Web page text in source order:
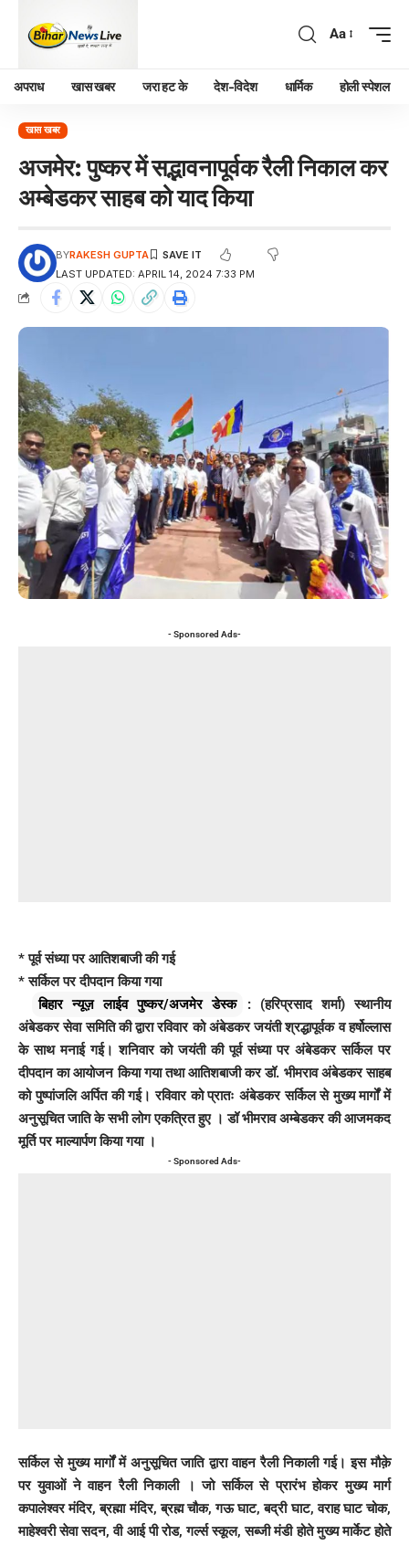
Aa
अपराध खास खबर जरा हट के देश-विदेश धार्मिक होली स्पेशल
खास खबर
अजमेर: पुष्कर में सद्भावनापूर्वक रैली निकाल कर
अम्बेडकर साहब को याद किया
LAST UPDATED: APRIL 14, 2024 7:33 PM
BYRAKESH GUPTA
- Sponsored Ads-
* पूर्व संध्या पर आतिशबाजी की गई
* ⁠सर्किल पर दीपदान किया गया
बिहार न्यूज़ लाईव पुष्कर/अजमेर डेस्क
: (हरिप्रसाद शर्मा) स्थानीय
अंबेडकर सेवा समिति की द्वारा रविवार को अंबेडकर जयंती श्रद्धापूर्वक व हर्षोल्लास
के साथ मनाई गई। शनिवार को जयंती की पूर्व संध्या पर अंबेडकर सर्किल पर
दीपदान का आयोजन किया गया तथा आतिशबाजी कर डॉ. भीमराव अंबेडकर साहब
को पुष्पांजलि अर्पित की गई। रविवार को प्रातः अंबेडकर सर्किल से मुख्य मार्गों में
अनुसूचित जाति के सभी लोग एकत्रित हुए । डॉ भीमराव अम्बेडकर की आजमकद
मूर्ति पर माल्यार्पण किया गया ।
- Sponsored Ads-
सर्किल से मुख्य मार्गों में अनुसूचित जाति द्वारा वाहन रैली निकाली गई। इस मौक़े
पर युवाओं ने वाहन रैली निकाली । जो सर्किल से प्रारंभ होकर मुख्य मार्ग
कपालेश्वर मंदिर, ब्रह्मा मंदिर, ब्रह्म चौक, गऊ घाट, बद्री घाट, वराह घाट चोक,
माहेश्वरी सेवा सदन, वी आई पी रोड, गर्ल्स स्कूल, सब्जी मंडी होते मुख्य मार्केट होते